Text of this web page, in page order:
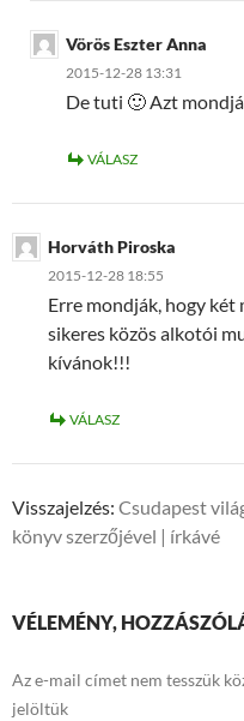
Vörös Eszter Anna
2015-12-28 13:31
De tuti 🙂 Azt
VÁLASZ
Horváth Piroska
2015-12-28 18:55
Erre mondják, hogy két
sikeres közös alkotói
kívánok!!!
VÁLASZ
Visszajelzés: Csudapest
könyv szerzőjével | írkávé
VÉLEMÉNY,
Az e-mail címet nem tesszük
jelöltük